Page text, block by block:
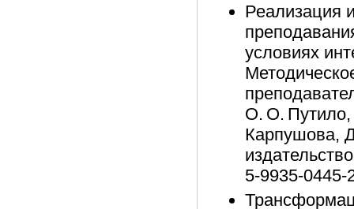
Реализация
условиях
О. О.
Карпушова,
5-9935-0445-